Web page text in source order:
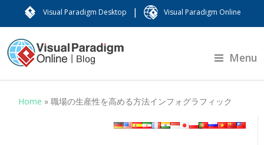
Visual Paradigm Desktop | Visual Paradigm Online
Menu
Home »職場の生産性を高める方法インフォグラフィック